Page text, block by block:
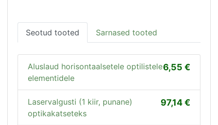
Seotud tooted Sarnased tooted
6,55
Aluslaud horisontaalsetele optilistele
elementidele
97,14
Laservalgusti (1 kiir, punane)
optikakatseteks